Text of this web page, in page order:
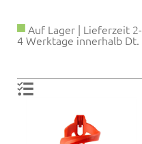
Auf Lager | Lieferzeit 2-
4 Werktage innerhalb Dt.